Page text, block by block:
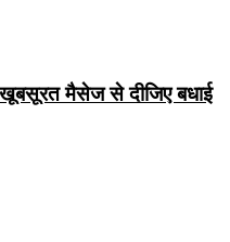
मैसेज से दीजिए बधाई